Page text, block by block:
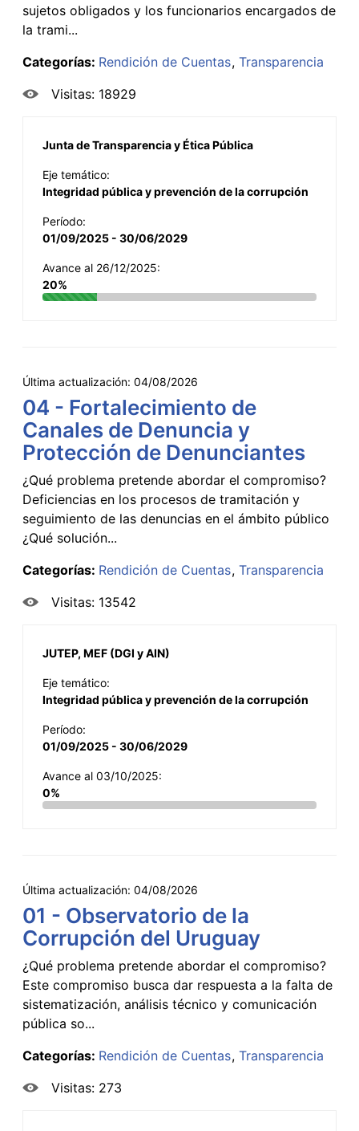
sujetos obligados y los funcionarios encargados de
la trami...
Categorías: Rendición de Cuentas Transparencia
Visitas: 18929
Junta de Transparencia y Ética Pública
Eje temático:
Integridad pública y prevención de la corrupción
Período:
01/09/2025 - 30/06/2029
Avance al 26/12/2025:
20%
Última actualización: 04/08/2026
04 - Fortalecimiento de
Canales de Denuncia y
Protección de Denunciantes
¿Qué problema pretende abordar el compromiso?
Deficiencias en los procesos de tramitación y
seguimiento de las denuncias en el ámbito público
¿Qué solución...
Categorías: Rendición de Cuentas Transparencia
Visitas: 13542
JUTEP, MEF (DGI y AIN)
Eje temático:
Integridad pública y prevención de la corrupción
Período:
01/09/2025 - 30/06/2029
Avance al 03/10/2025:
0%
Última actualización: 04/08/2026
01 - Observatorio de la
Corrupción del Uruguay
¿Qué problema pretende abordar el compromiso?
Este compromiso busca dar respuesta a la falta de
sistematización, análisis técnico y comunicación
pública so...
Categorías: Rendición de Cuentas Transparencia
Visitas: 273